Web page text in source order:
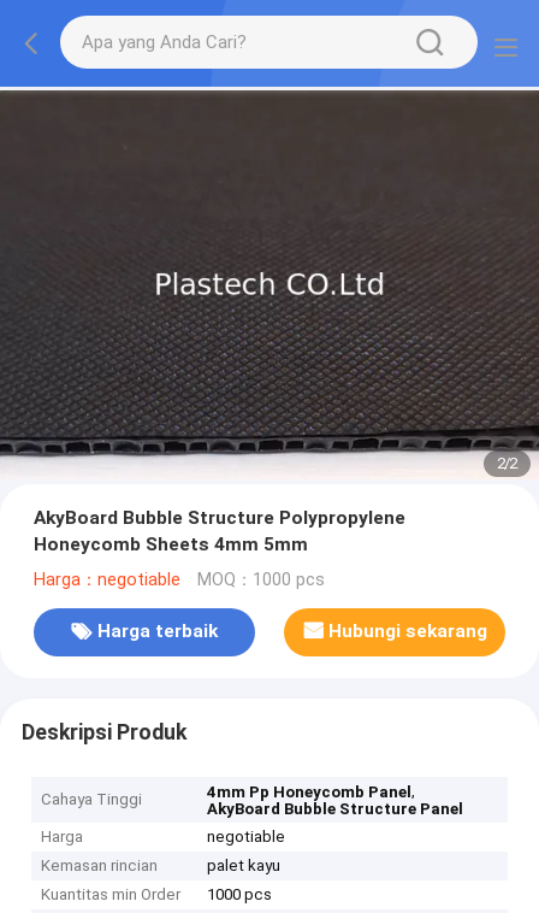
2/2
AkyBoard Bubble Structure Polypropylene
Honeycomb Sheets 4mm 5mm
Harga：negotiable MOQ：1000 pcs
Harga terbaik Hubungi sekarang
Deskripsi Produk
Cahaya Tinggi 4mm Pp Honeycomb Panel,
AkyBoard Bubble Structure Panel
Harga
negotiable
Kemasan rincian
palet kayu
Kuantitas min Order
1000 pcs